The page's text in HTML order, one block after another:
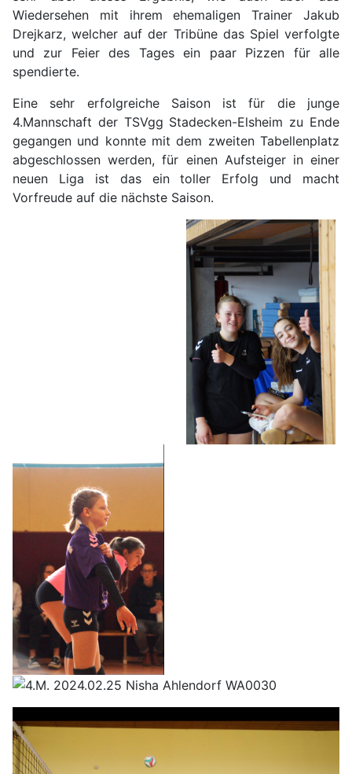
Wiedersehen mit ihrem ehemaligen Trainer Jakub
Drejkarz, welcher auf der Tribüne das Spiel verfolgte
und zur Feier des Tages ein paar Pizzen für alle
spendierte.
Eine sehr erfolgreiche Saison ist für die junge
4.Mannschaft der TSVgg Stadecken-Elsheim zu Ende
gegangen und konnte mit dem zweiten Tabellenplatz
abgeschlossen werden, für einen Aufsteiger in einer
neuen Liga ist das ein toller Erfolg und macht
Vorfreude auf die nächste Saison.